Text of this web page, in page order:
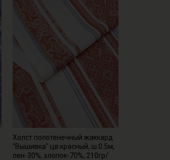
Холст полотенечный жаккард
"Вышивка" цв.красный, ш.0.5м,
лен-30%, хлопок-70%, 210гр/